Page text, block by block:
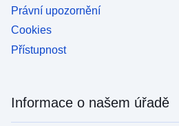
Právní upozornění
Cookies
Přístupnost
Informace o našem úřadě